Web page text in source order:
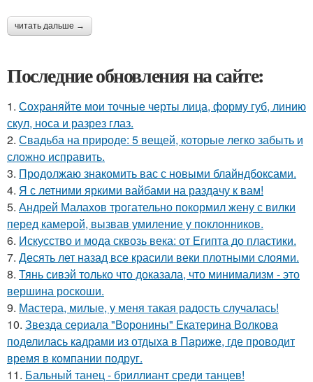
читать дальше →
Последние обновления на сайте:
1. Сохраняйте мои точные черты лица, форму губ, линию
скул, носа и разрез глаз.
2. Свадьба на природе: 5 вещей, которые легко забыть и
сложно исправить.
3. Продолжаю знакомить вас с новыми блайндбоксами.
4. Я с летними яркими вайбами на раздачу к вам!
5. Андрей Малахов трогательно покормил жену с вилки
перед камерой, вызвав умиление у поклонников.
6. Искусство и мода сквозь века: от Египта до пластики.
7. Десять лет назад все красили веки плотными слоями.
8. Тянь сивэй только что доказала, что минимализм - это
вершина роскоши.
9. Мастера, милые, у меня такая радость случалась!
10. Звезда сериала "Воронины" Екатерина Волкова
поделилась кадрами из отдыха в Париже, где проводит
время в компании подруг.
11. Бальный танец - бриллиант среди танцев!